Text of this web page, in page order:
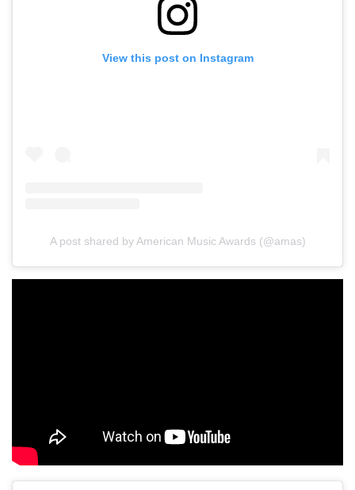
View this post on Instagram
A post shared by American Music Awards (@amas)